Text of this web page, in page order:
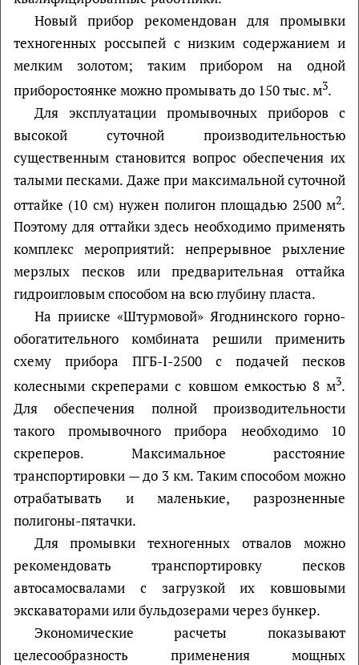
Новый прибор рекомендован для промывки
техногенных россыпей с низким содержанием и
мелким золотом; таким прибором на одной
приборостоянке можно промывать до 150 тыс. м3.
Для эксплуатации промывочных приборов с
высокой суточной производительностью
существенным становится вопрос обеспечения их
талыми песками. Даже при максимальной суточной
оттайке (10 см) нужен полигон площадью 2500 м2.
Поэтому для оттайки здесь необходимо применять
комплекс мероприятий: непрерывное рыхление
мерзлых песков или предварительная оттайка
гидроигловым способом на всю глубину пласта.
На прииске «Штурмовой» Ягоднинского горно-
обогатительного комбината решили применить
схему прибора ПГБ-I-2500 с подачей песков
колесными скреперами с ковшом емкостью 8 м3.
Для обеспечения полной производительности
такого промывочного прибора необходимо 10
скреперов. Максимальное расстояние
транспортировки — до 3 км. Таким способом можно
отрабатывать и маленькие, разрозненные
полигоны-пятачки.
Для промывки техногенных отвалов можно
рекомендовать транспортировку песков
автосамосвалами с загрузкой их ковшовыми
экскаваторами или бульдозерами через бункер.
Экономические расчеты показывают
целесообразность применения мощных